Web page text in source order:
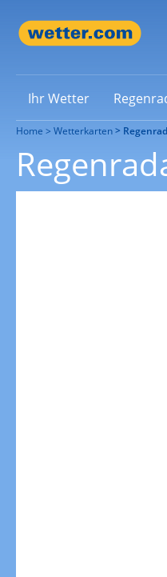
Ihr Wetter
Home Wetterkarten